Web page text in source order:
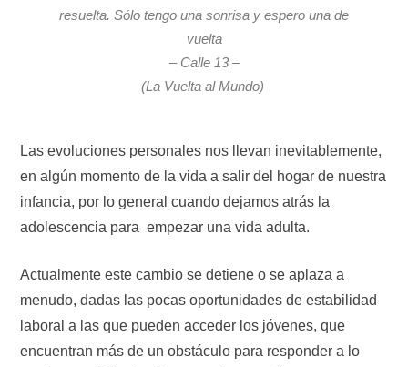
resuelta. Sólo tengo una sonrisa y espero una de
vuelta
– Calle 13 –
(La Vuelta al Mundo)
Las evoluciones personales nos llevan inevitablemente,
en algún momento de la vida a salir del hogar de nuestra
infancia, por lo general cuando dejamos atrás la
adolescencia para empezar una vida adulta.
Actualmente este cambio se detiene o se aplaza a
menudo, dadas las pocas oportunidades de estabilidad
laboral a las que pueden acceder los jóvenes, que
encuentran más de un obstáculo para responder a lo